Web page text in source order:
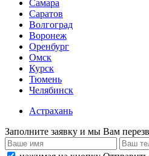
Самара
Саратов
Волгоград
Воронеж
Оренбург
Омск
Курск
Тюмень
Челябинск
Астрахань
Заполните заявку и мы Вам